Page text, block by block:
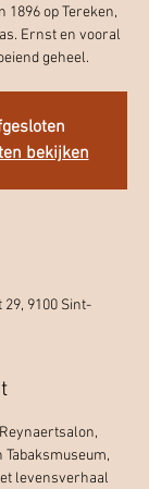
op Tereken,
Ernst en vooral
geheel.
bekijken
9100 Sint-
Tabaksmuseum,
levensverhaal